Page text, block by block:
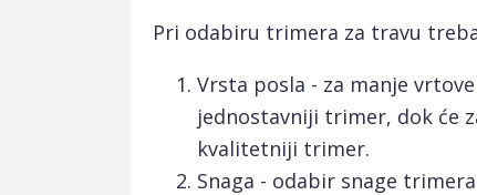
Pri odabiru trimera za travu
Vrsta posla - za manje
jednostavniji trimer, dok će
kvalitetniji trimer.
Snaga - odabir snage